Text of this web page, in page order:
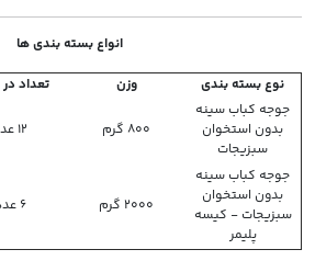
انواع بسته بندی ها
نوع بسته بندی
وزن تعداد در
جوجه کباب سینه
بدون استخوان
سبزیجات
800 گرم 12 عدد
جوجه کباب سینه
بدون استخوان
سبزیجات - کیسه
پلیمر
2000 گرم 6 عدد